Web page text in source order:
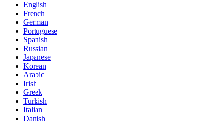
English
French
German
Portuguese
Spanish
Russian
Japanese
Korean
Arabic
Irish
Greek
Turkish
Italian
Danish